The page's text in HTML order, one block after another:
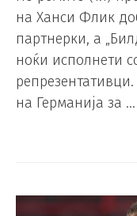
на Ханси Флик
партнерки, а
ноќи исполнети
на Германија за …